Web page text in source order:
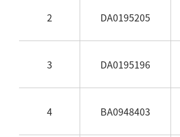
생산기관명,
제공
2 DA0195205
3 DA0195196
4 BA0948403